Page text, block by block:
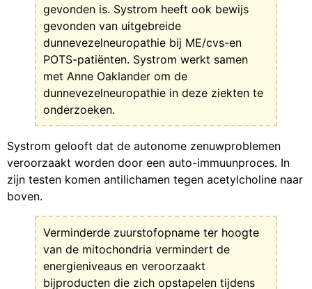
gevonden is. Systrom heeft ook bewijs
gevonden van uitgebreide
dunnevezelneuropathie bij ME/cvs-en
POTS-patiënten. Systrom werkt samen
met Anne Oaklander om de
dunnevezelneuropathie in deze ziekten te
onderzoeken.
Systrom gelooft dat de autonome zenuwproblemen
veroorzaakt worden door een auto-immuunproces. In
zijn testen komen antilichamen tegen acetylcholine naar
boven.
Verminderde zuurstofopname ter hoogte
van de mitochondria vermindert de
energieniveaus en veroorzaakt
bijproducten die zich opstapelen tijdens